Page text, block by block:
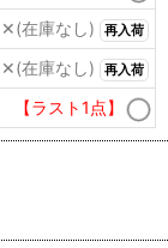
✕(在庫なし) 再入荷
✕(在庫なし) 再入荷
【ラスト1点】